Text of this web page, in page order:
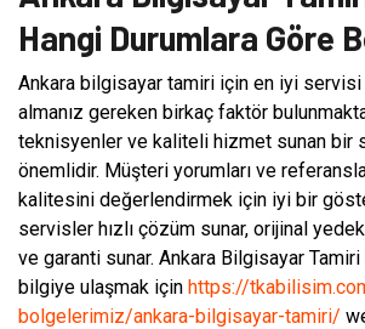
Hangi Durumlara Göre
Ankara bilgisayar tamiri için en iyi servisi
almanız gereken birkaç faktör
teknisyenler ve kaliteli hizmet sunan bir
önemlidir. Müşteri yorumları ve
kalitesini değerlendirmek için iyi bir
servisler hızlı çözüm sunar, orijinal
ve garanti sunar. Ankara Bilgisayar Tamiri
bilgiye ulaşmak için https://
bolgelerimiz/ankara-bilgisayar-tamiri/